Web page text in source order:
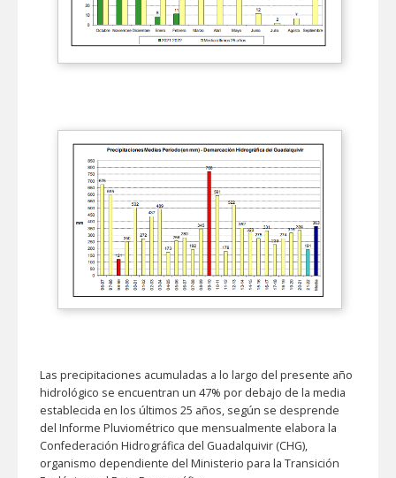
Las precipitaciones acumuladas a lo largo del presente año
hidrológico se encuentran un 47% por debajo de la media
establecida en los últimos 25 años, según se desprende
del Informe Pluviométrico que mensualmente elabora la
Confederación Hidrográfica del Guadalquivir (CHG),
organismo dependiente del Ministerio para la Transición